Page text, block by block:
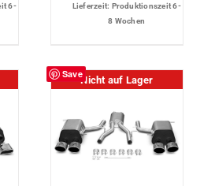
6-
Lieferzeit: Produktionszeit 6-
8 Wochen
Save
Nicht auf Lager